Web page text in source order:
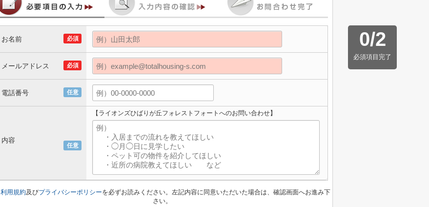
0/2
必須項目完了
必須
お名前
必須
メールアドレス
任意
電話番号
任意
内容
【ライオンズひばりが丘フォレストフォートへのお問い合わせ】
利用規約及びプライバシーポリシーを必ずお読みください。左記内容に同意いただいた場合は、確認画面へお進み下
さい。